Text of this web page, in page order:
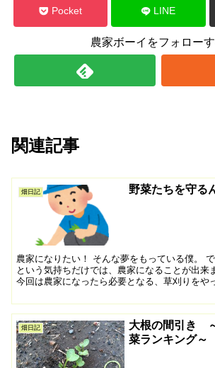
Pocket LINE
農家ボーイをフォロー
関連記事
畑日記 野菜たちを守る
農家になりたい！ そんな夢をもっている僕。
という気持ちだけでは、農家になることが出来
今回は農家になったら必要となる、草刈りをや
畑日記
大根の間引き
菜ランキング～